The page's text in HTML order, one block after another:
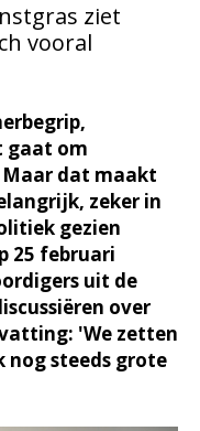
ziet
vooral
gaat om
dat maakt
zeker in
gezien
25 februari
uit de
over
'We zetten
nog steeds grote